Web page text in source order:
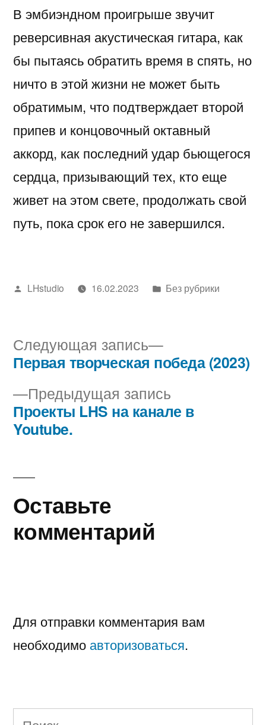
В эмбиэндном проигрыше звучит
реверсивная акустическая гитара, как
бы пытаясь обратить время в спять, но
ничто в этой жизни не может быть
обратимым, что подтверждает второй
припев и концовочный октавный
аккорд, как последний удар бьющегося
сердца, призывающий тех, кто еще
живет на этом свете, продолжать свой
путь, пока срок его не завершился.
Написано
LHstudio 16.02.2023
Написано
Без рубрики
Навигация
по
записям
Предыдущая запись
запись:
Проекты LHS на канале в
Youtube.
Следующая запись
Следующая
запись:
Первая творческая победа (2023)
Оставьте
комментарий
Для отправки комментария вам
необходимо авторизоваться.
Найти: